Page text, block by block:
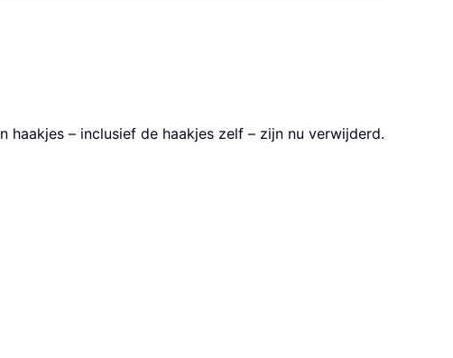
– inclusief de haakjes zelf – zijn nu verwijderd.